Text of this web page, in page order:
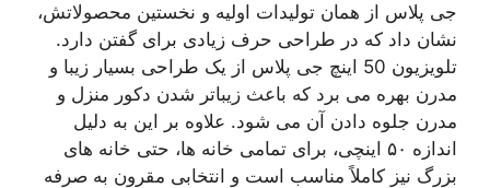
جی پلاس از همان تولیدات اولیه و نخستین محصولاتش،
نشان داد که در طراحی حرف زیادی برای گفتن دارد.
تلویزیون 50 اینچ جی پلاس از یک طراحی بسیار زیبا و
مدرن بهره می برد که باعث زیباتر شدن دکور منزل و
مدرن جلوه دادن آن می شود. علاوه بر این به دلیل
اندازه ۵۰ اینچی، برای تمامی خانه ها، حتی خانه های
بزرگ نیز کاملاً مناسب است و انتخابی مقرون به صرفه